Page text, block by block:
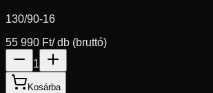
130/90-16
55 990 Ft/ db (bruttó)
1
Kosárba